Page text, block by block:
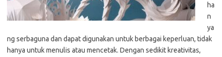
ha
n
ya
ng serbaguna dan dapat digunakan untuk berbagai keperluan, tidak
hanya untuk menulis atau mencetak. Dengan sedikit kreativitas,